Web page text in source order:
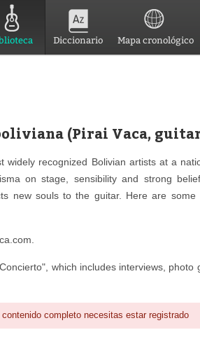
Diccionario Mapa cronológico
(Pirai Vaca,
widely recognized Bolivian artists at a
on stage, sensibility and strong
new souls to the guitar. Here are
which includes interviews, photo
contenido completo necesitas estar registrado